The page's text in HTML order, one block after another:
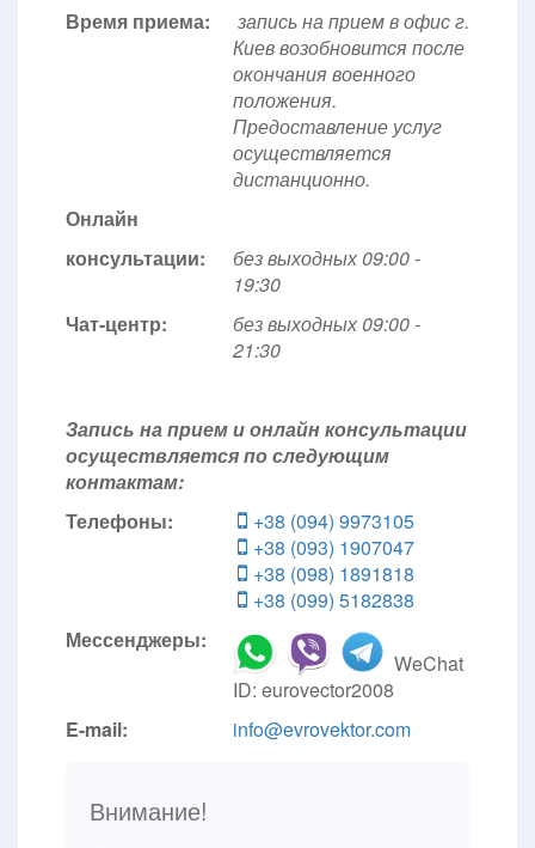
Время приема:
запись на прием в офис г.
Киев возобновится после
окончания военного
положения.
Предоставление услуг
осуществляется
дистанционно.
Онлайн
консультации:
без выходных 09:00 -
19:30
Чат-центр:
без выходных 09:00 -
21:30
Запись на прием и онлайн консультации
осуществляется по следующим
контактам:
Телефоны:
+38 (094) 9973105
+38 (093) 1907047
+38 (098) 1891818
+38 (099) 5182838
Мессенджеры:
WeChat
ID: eurovector2008
E-mail:
info@evrovektor.com
Внимание!